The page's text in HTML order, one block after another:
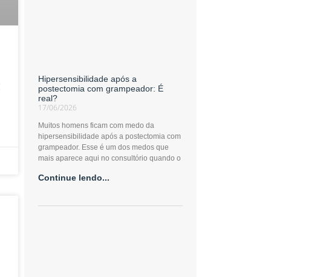
Hipersensibilidade após a
postectomia com grampeador: É
real?
17/06/2026
Muitos homens ficam com medo da
hipersensibilidade após a postectomia com
grampeador. Esse é um dos medos que
mais aparece aqui no consultório quando o
Continue lendo...